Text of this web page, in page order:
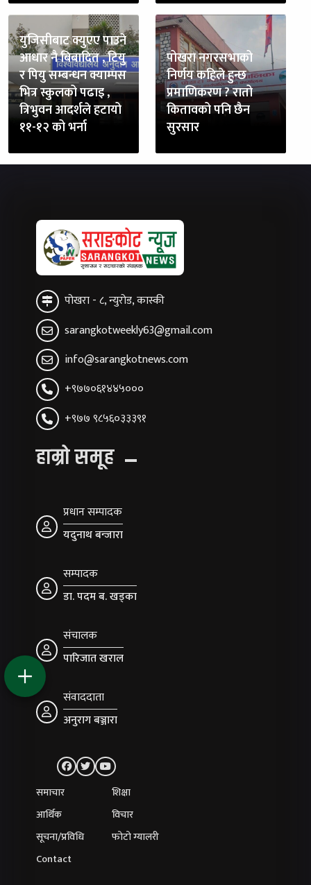
युजिसीबाट क्युएए पाउने
आधार नै बिबादित , टियु
र पियु सम्बन्धन क्याम्पस
भित्र स्कुलको पढाइ ,
त्रिभुवन आदर्शले हटायो
११-१२ को भर्ना
पोखरा नगरसभाको
निर्णय कहिले हुन्छ
प्रमाणिकरण ? रातो
कितावको पनि छैन
सुरसार
पोखरा - ८, न्युरोड, कास्की
sarangkotweekly63@gmail.com
info@sarangkotnews.com
+९७७०६१४४५०००
+९७७ ९८५६०३३३९१
हाम्रो समूह
प्रधान सम्पादक
यदुनाथ बन्जारा
सम्पादक
डा. पदम ब. खड्का
संचालक
पारिजात खराल
संवाददाता
अनुराग बञ्जारा
समाचार
शिक्षा
आर्थिक
विचार
सूचना/प्रविधि
फोटो ग्यालरी
Contact